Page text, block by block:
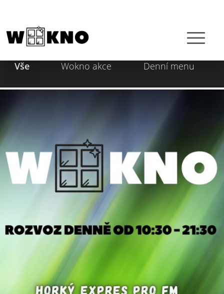
Vše Wokno akce Denní menu